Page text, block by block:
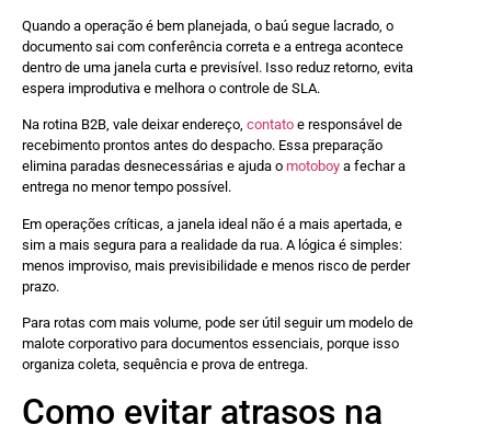
Quando a operação é bem planejada, o baú segue lacrado, o
documento sai com conferência correta e a entrega acontece
dentro de uma janela curta e previsível. Isso reduz retorno, evita
espera improdutiva e melhora o controle de SLA.
Na rotina B2B, vale deixar endereço, contato e responsável de
recebimento prontos antes do despacho. Essa preparação
elimina paradas desnecessárias e ajuda o motoboy a fechar a
entrega no menor tempo possível.
Em operações críticas, a janela ideal não é a mais apertada, e
sim a mais segura para a realidade da rua. A lógica é simples:
menos improviso, mais previsibilidade e menos risco de perder
prazo.
Para rotas com mais volume, pode ser útil seguir um modelo de
malote corporativo para documentos essenciais, porque isso
organiza coleta, sequência e prova de entrega.
Como evitar atrasos na